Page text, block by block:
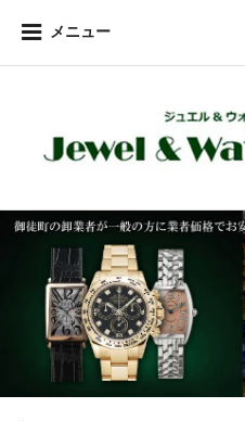
メニュー